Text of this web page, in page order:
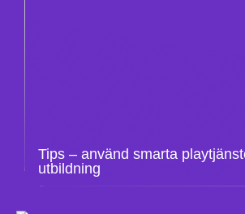
Tips – använd smarta
utbildning